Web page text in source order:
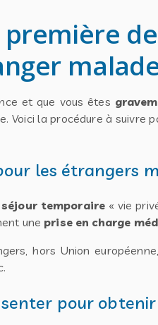
première
et que vous êtes
Voici la procédure à suivre
les étrangers
temporaire « vie
une prise en charge
hors Union
pour